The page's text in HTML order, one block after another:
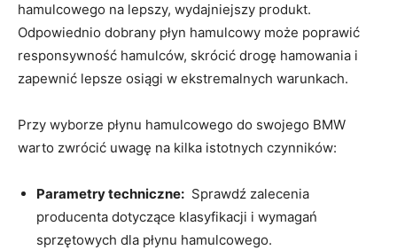
hamulcowego na ‍lepszy, wydajniejszy produkt.
Odpowiednio ‍dobrany płyn hamulcowy może poprawić
responsywność hamulców, ‍skrócić drogę hamowania i
zapewnić lepsze osiągi w ekstremalnych warunkach.
Przy wyborze płynu hamulcowego do swojego BMW
warto zwrócić uwagę‍ na kilka istotnych czynników:
Parametry ‍techniczne: ‌ Sprawdź zalecenia
producenta dotyczące klasyfikacji⁢ i wymagań
sprzętowych dla ‌płynu hamulcowego.